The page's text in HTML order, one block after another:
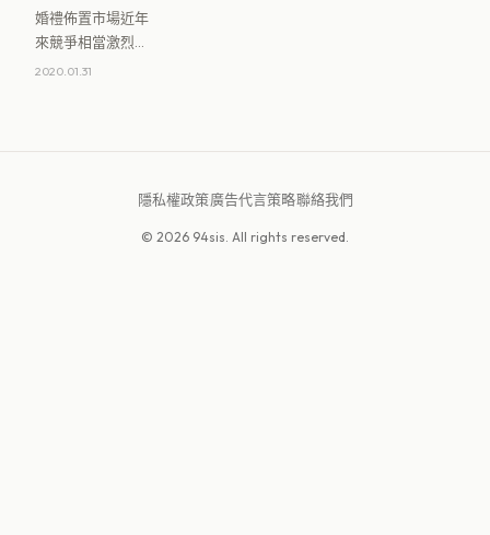
婚禮佈置市場近年
來競爭相當激烈，
除了豪奢氣派的高
2020.01.31
隱私權政策·廣告代言策略·聯絡我們
© 2026 94sis. All rights reserved.